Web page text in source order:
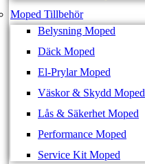
Moped Tillbehör
Belysning Moped
Däck Moped
El-Prylar Moped
Väskor & Skydd Moped
Lås & Säkerhet Moped
Performance Moped
Service Kit Moped